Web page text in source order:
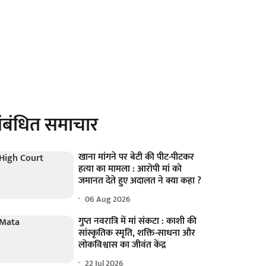
समाचार
खाना मांगने पर बेटी की पीट-पीटकर
हत्या का मामला : आरोपी मां को
जमानत देते हुए अदालत ने क्या कहा ?
06 Aug 2026
गुप्त नवरात्रि में मां संकटा : काशी की
सांस्कृतिक स्मृति, शक्ति-साधना और
लोकविश्वास का जीवंत केंद्र
22 Jul 2026